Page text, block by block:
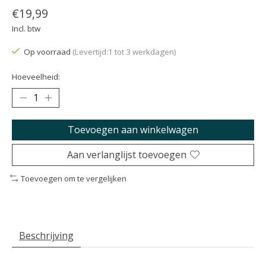
€19,99
Incl. btw
Op voorraad (Levertijd:1 tot 3 werkdagen)
Hoeveelheid:
Toevoegen aan winkelwagen
Aan verlanglijst toevoegen
Toevoegen om te vergelijken
Beschrijving